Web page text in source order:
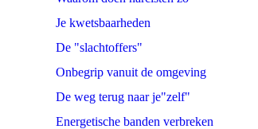
Je kwetsbaarheden
De "slachtoffers"
Onbegrip vanuit de omgeving
De weg terug naar je"zelf"
Energetische banden verbreken